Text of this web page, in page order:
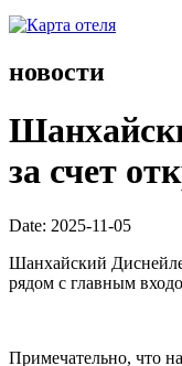
новости
за счет
Date: 2025-11-05
Шанхайский
рядом с главным
Примечательно, что